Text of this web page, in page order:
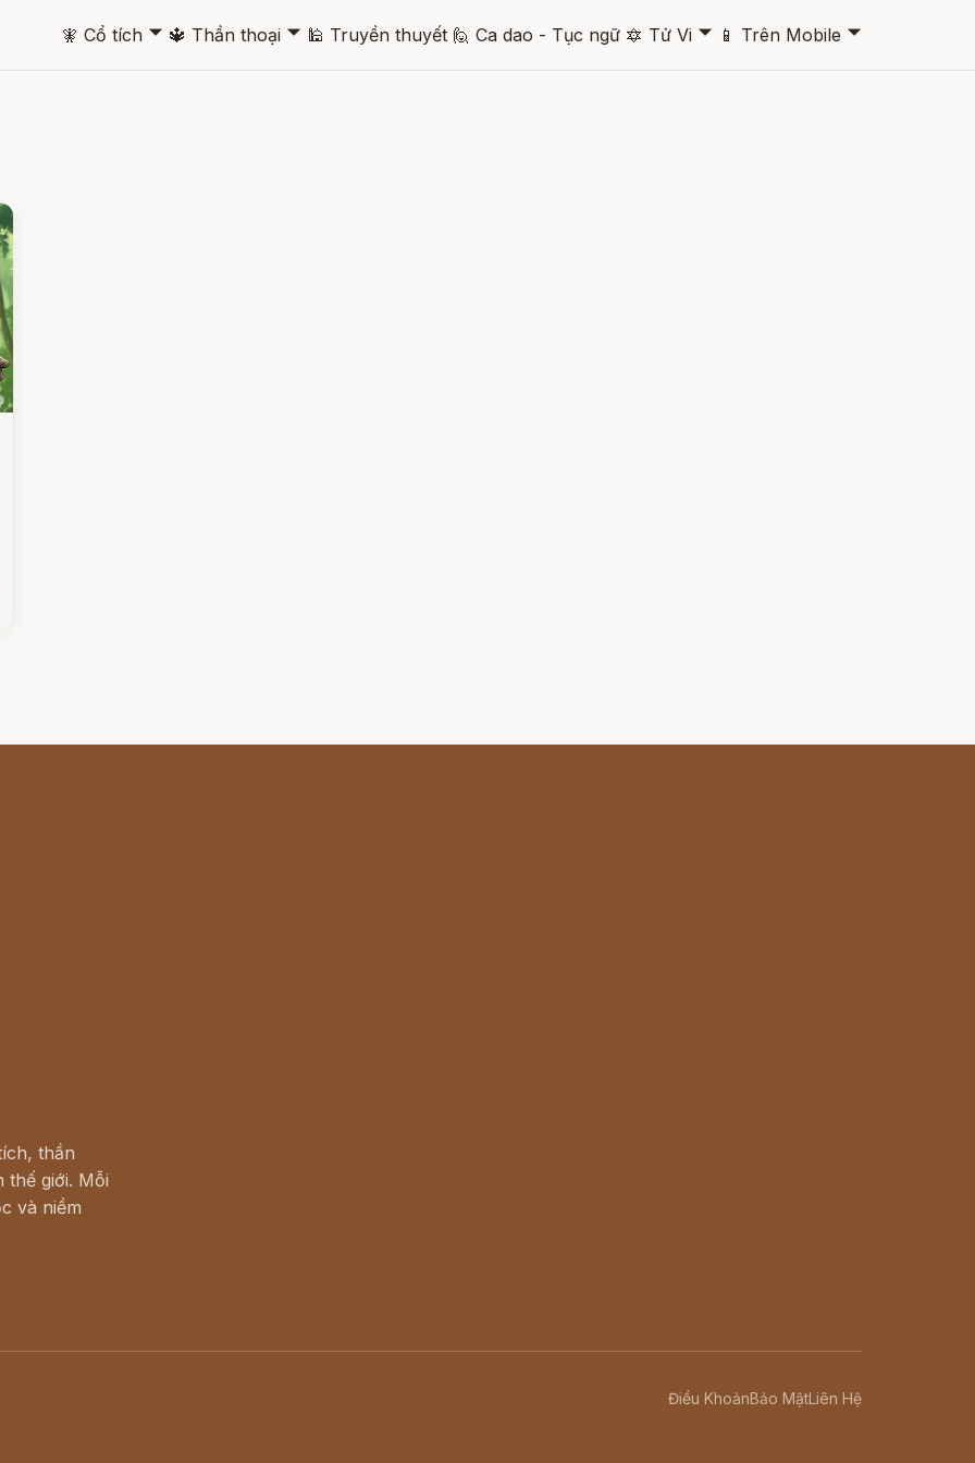
🧚 Cổ tích 🞃 🔱 Thần thoại 🞃 🕌 Truyền thuyết 🙋 Ca dao - Tục ngữ 🔯 Tử Vi 🞃 📱 Trên Mobile 🞃
thần
giới. Mỗi
và niềm
Điều KhoảnBảo MậtLiên Hệ